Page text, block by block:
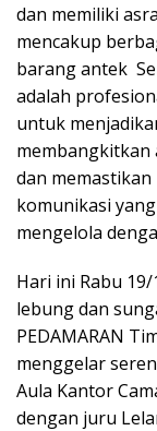
dan memiliki
mencakup
barang antek
adalah
untuk
membangkitkan
dan
komunikasi
mengelola
Hari ini Rabu
lebung dan
PEDAMARAN
menggelar
Aula Kantor
dengan juru